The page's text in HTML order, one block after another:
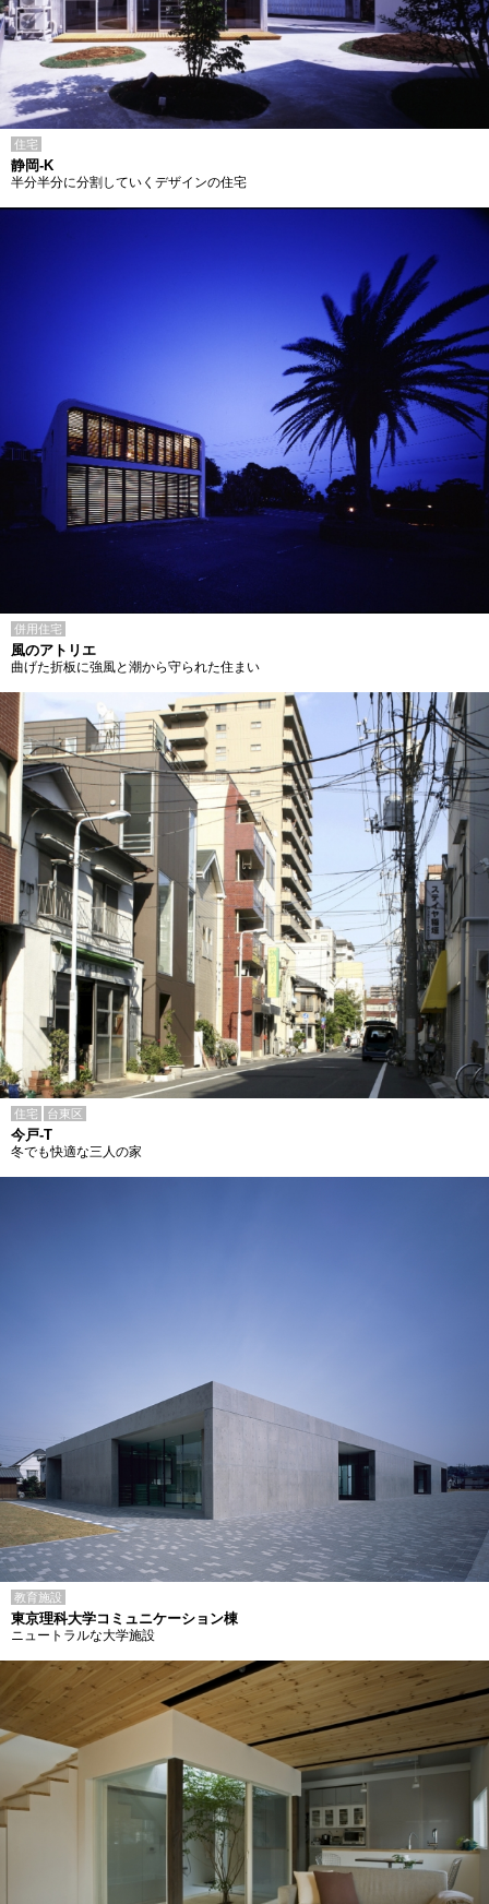
住宅
静岡-K
半分半分に分割していくデザインの住宅
併用住宅
風のアトリエ
曲げた折板に強風と潮から守られた住まい
住宅 台東区
今戸-T
冬でも快適な三人の家
教育施設
東京理科大学コミュニケーション棟
ニュートラルな大学施設